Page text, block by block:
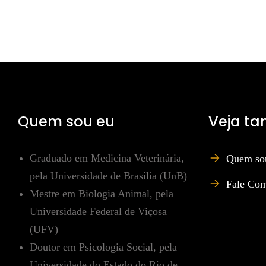
Quem sou eu
Graduado em Medicina Veterinária,
pela Universidade de Brasília (UnB)
Mestre em Biologia Animal, pela
Universidade Federal de Viçosa
(UFV)
Doutor em Psicologia Social, pela
Veja
Quem
Fale